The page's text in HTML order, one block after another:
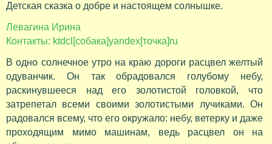
Детская сказка о добре и настоящем солнышке.
Левагина Ирина
Контакты: ktdcl[собака]yandex[точка]ru
В одно солнечное утро на краю дороги расцвел желтый
одуванчик. Он так обрадовался голубому небу,
раскинувшееся над его золотистой головкой, что
затрепетал всеми своими золотистыми лучиками. Он
радовался всему, что его окружало: небу, ветерку и даже
проходящим мимо машинам, ведь расцвел он на